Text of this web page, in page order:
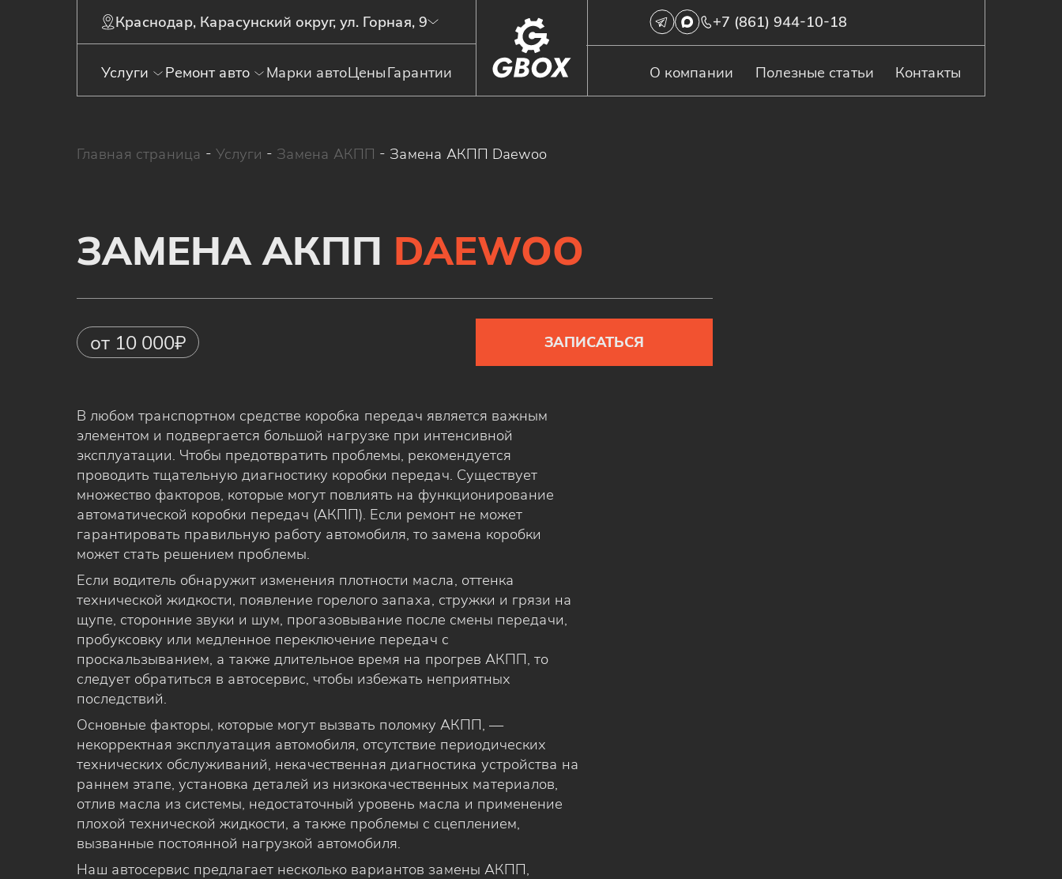
Краснодар, Карасунский округ, ул. Горная, 9 +7 (861) 944-10-18
Услуги Ремонт авто Марки автоЦеныГарантии О компании Полезные статьи Контакты
Главная страница - Услуги - Замена АКПП - Замена АКПП Daewoo
ЗАМЕНА АКПП DAEWOO
от 10 000₽ ЗАПИСАТЬСЯ
В любом транспортном средстве коробка передач является важным
элементом и подвергается большой нагрузке при интенсивной
эксплуатации. Чтобы предотвратить проблемы, рекомендуется
проводить тщательную диагностику коробки передач. Существует
множество факторов, которые могут повлиять на функционирование
автоматической коробки передач (АКПП). Если ремонт не может
гарантировать правильную работу автомобиля, то замена коробки
может стать решением проблемы.
Если водитель обнаружит изменения плотности масла, оттенка
технической жидкости, появление горелого запаха, стружки и грязи на
щупе, сторонние звуки и шум, прогазовывание после смены передачи,
пробуксовку или медленное переключение передач с
проскальзыванием, а также длительное время на прогрев АКПП, то
следует обратиться в автосервис, чтобы избежать неприятных
последствий.
Основные факторы, которые могут вызвать поломку АКПП, —
некорректная эксплуатация автомобиля, отсутствие периодических
технических обслуживаний, некачественная диагностика устройства на
раннем этапе, установка деталей из низкокачественных материалов,
отлив масла из системы, недостаточный уровень масла и применение
плохой технической жидкости, а также проблемы с сцеплением,
вызванные постоянной нагрузкой автомобиля.
Наш автосервис предлагает несколько вариантов замены АКПП,